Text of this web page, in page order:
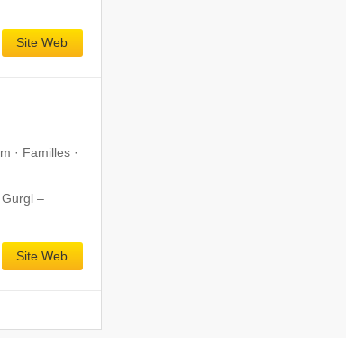
Site Web
· Familles ·
–
Site Web